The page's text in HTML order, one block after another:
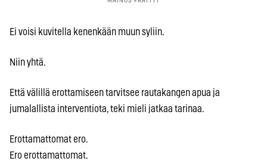
Ei voisi kuvitella kenenkään muun syliin.
Niin yhtä.
Että välillä erottamiseen tarvitsee rautakangen apua ja
jumalallista interventiota, teki mieli jatkaa tarinaa.
Erottamattomat ero.
Ero erottamattomat.